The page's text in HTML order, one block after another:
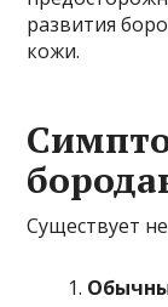
развития
кожи.
Существует